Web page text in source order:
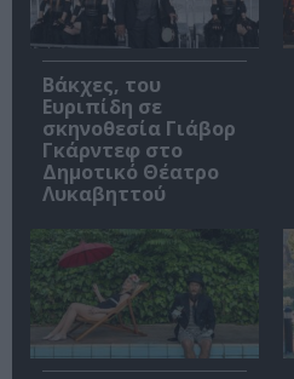
Βάκχες, του
Ευριπίδη σε
σκηνοθεσία Γιάβορ
Γκάρντεφ στο
Δημοτικό Θέατρο
Λυκαβηττού